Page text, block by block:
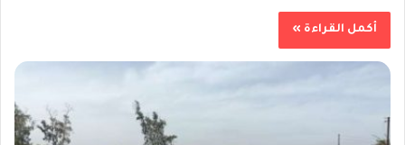
أكمل القراءة »